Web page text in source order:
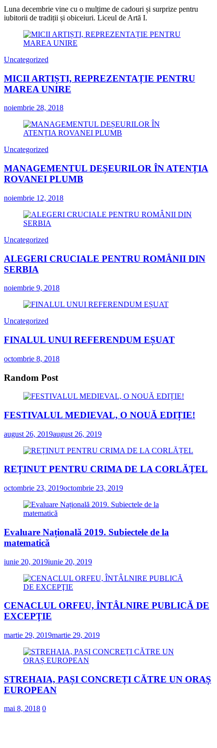
Luna decembrie vine cu o mulțime de cadouri și surprize pentru
iubitorii de tradiții și obiceiuri. Liceul de Artă I.
Uncategorized
MICII ARTIȘTI, REPREZENTAȚIE PENTRU
MAREA UNIRE
noiembrie 28, 2018
Uncategorized
MANAGEMENTUL DEȘEURILOR ÎN ATENȚIA
ROVANEI PLUMB
noiembrie 12, 2018
Uncategorized
ALEGERI CRUCIALE PENTRU ROMÂNII DIN
SERBIA
noiembrie 9, 2018
Uncategorized
FINALUL UNUI REFERENDUM EȘUAT
octombrie 8, 2018
Random Post
FESTIVALUL MEDIEVAL, O NOUĂ EDIȚIE!
august 26, 2019august 26, 2019
REȚINUT PENTRU CRIMA DE LA CORLĂȚEL
octombrie 23, 2019octombrie 23, 2019
Evaluare Națională 2019. Subiectele de la
matematică
iunie 20, 2019iunie 20, 2019
CENACLUL ORFEU, ÎNTÂLNIRE PUBLICĂ DE
EXCEPŢIE
martie 29, 2019martie 29, 2019
STREHAIA, PAȘI CONCREȚI CĂTRE UN ORAȘ
EUROPEAN
mai 8, 2018 0